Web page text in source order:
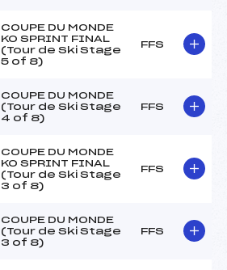
COUPE DU MONDE
KO SPRINT FINAL
(Tour de Ski Stage
5 of 8)
FFS
COUPE DU MONDE
(Tour de Ski Stage
4 of 8)
FFS
COUPE DU MONDE
KO SPRINT FINAL
(Tour de Ski Stage
3 of 8)
FFS
COUPE DU MONDE
(Tour de Ski Stage
3 of 8)
FFS